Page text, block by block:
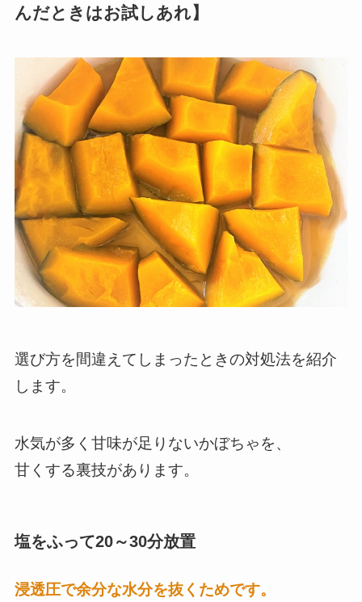
んだときはお試しあれ】
選び方を間違えてしまったときの対処法を紹介
します。
水気が多く甘味が足りないかぼちゃを、
甘くする裏技があります。
塩をふって20～30分放置
浸透圧で余分な水分を抜くためです。